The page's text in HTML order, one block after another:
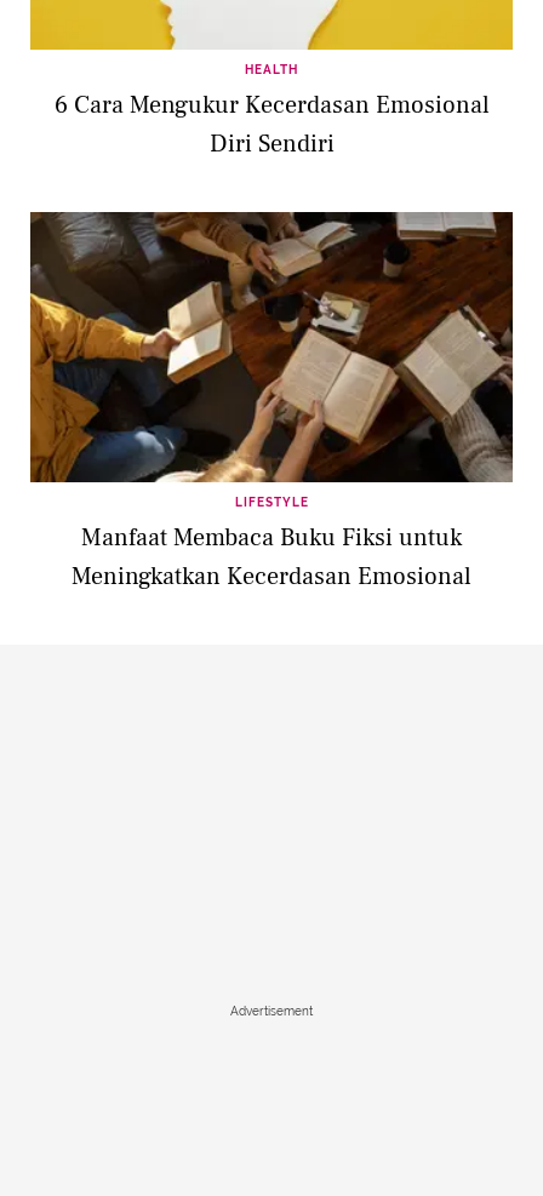
HEALTH
6 Cara Mengukur Kecerdasan Emosional
Diri Sendiri
LIFESTYLE
Manfaat Membaca Buku Fiksi untuk
Meningkatkan Kecerdasan Emosional
Advertisement